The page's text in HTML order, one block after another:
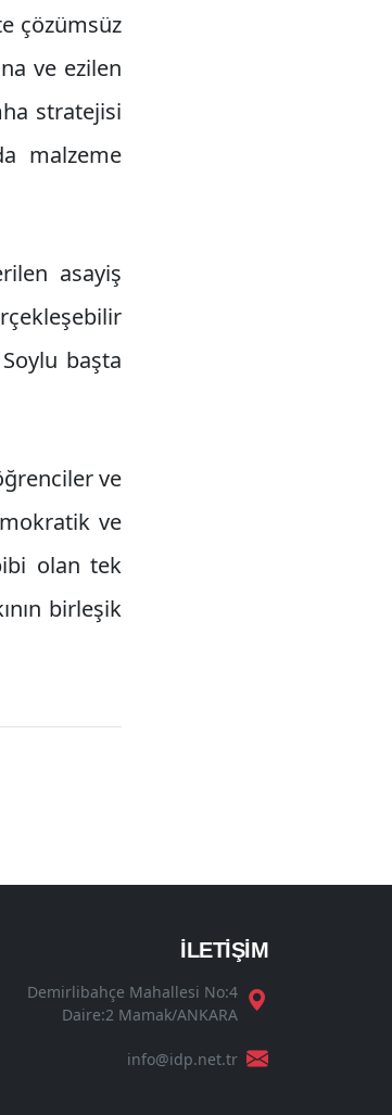
çözümsüz
ve ezilen
stratejisi
malzeme
asayiş
başta
ve
ve
olan tek
birleşik
İLETİŞİM
Demirlibahçe Mahallesi No:4
Daire:2 Mamak/ANKARA
info@idp.net.tr